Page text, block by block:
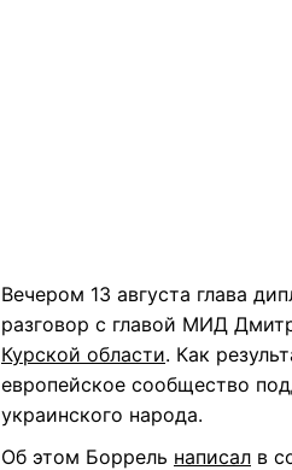
Вечером 13 августа глава
разговор с главой МИД
Курской области. Как
европейское сообщество
украинского народа.
Об этом Боррель написал в